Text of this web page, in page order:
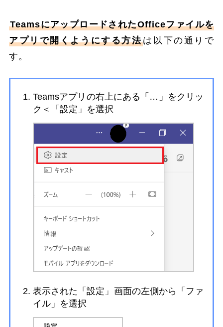
TeamsにアップロードされたOfficeファイルを
アプリで開くようにする方法は以下の通りで
す。
Teamsアプリの右上にある「…」をクリッ
ク＜「設定」を選択
表示された「設定」画面の左側から「ファ
イル」を選択